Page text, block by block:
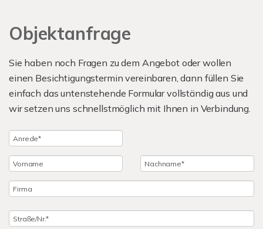
Objektanfrage
Sie haben noch Fragen zu dem Angebot oder wollen
einen Besichtigungstermin vereinbaren, dann füllen Sie
einfach das untenstehende Formular vollständig aus und
wir setzen uns schnellstmöglich mit Ihnen in Verbindung.